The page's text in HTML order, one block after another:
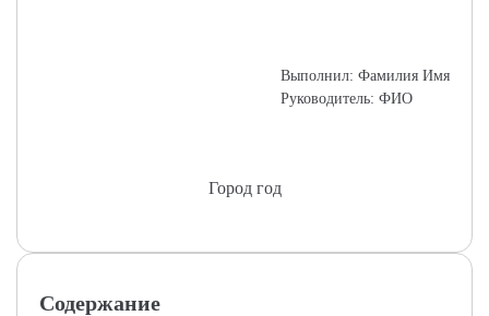
Выполнил: Фамилия Имя
Руководитель: ФИО
Город год
Содержание